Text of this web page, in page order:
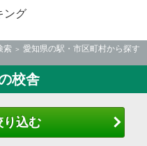
ング
索
愛知県の駅・市区町村から探す
校舎
り込む